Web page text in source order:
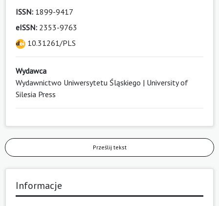
ISSN: 1899-9417
eISSN: 2353-9763
10.31261/PLS
Wydawca
Wydawnictwo Uniwersytetu Śląskiego | University of
Silesia Press
Prześlij tekst
Informacje